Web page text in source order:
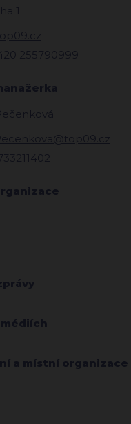
1
255790999
médiích
a místní organizace